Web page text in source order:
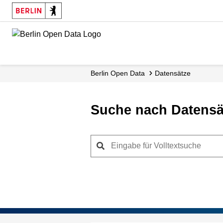
Skip
main
Berlin Open Data Datensätze
Suche nach